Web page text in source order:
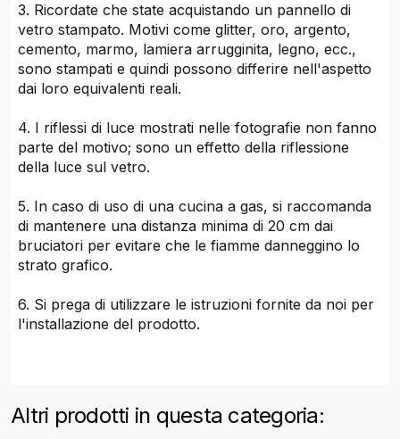
3. Ricordate che state acquistando un pannello di
vetro stampato. Motivi come glitter, oro, argento,
cemento, marmo, lamiera arrugginita, legno, ecc.,
sono stampati e quindi possono differire nell'aspetto
dai loro equivalenti reali.
4. I riflessi di luce mostrati nelle fotografie non fanno
parte del motivo; sono un effetto della riflessione
della luce sul vetro.
5. In caso di uso di una cucina a gas, si raccomanda
di mantenere una distanza minima di 20 cm dai
bruciatori per evitare che le fiamme danneggino lo
strato grafico.
6. Si prega di utilizzare le istruzioni fornite da noi per
l'installazione del prodotto.
Altri prodotti in questa categoria: